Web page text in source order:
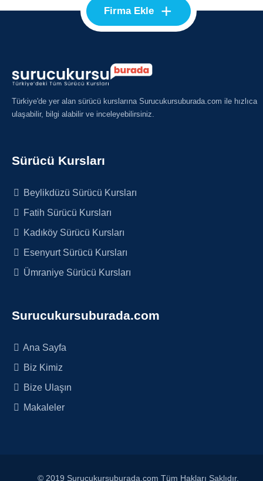
Firma Ekle +
Türkiye'de yer alan sürücü kurslarına Surucukursuburada.com ile hızlıca
ulaşabilir, bilgi alabilir ve inceleyebilirsiniz.
Sürücü Kursları
Beylikdüzü Sürücü Kursları
Fatih Sürücü Kursları
Kadıköy Sürücü Kursları
Esenyurt Sürücü Kursları
Ümraniye Sürücü Kursları
Surucukursuburada.com
Ana Sayfa
Biz Kimiz
Bize Ulaşın
Makaleler
© 2019 Surucukursuburada.com Tüm Hakları Saklıdır.